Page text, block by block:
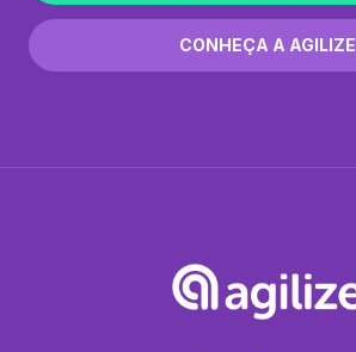
CONHEÇA A AGILIZE